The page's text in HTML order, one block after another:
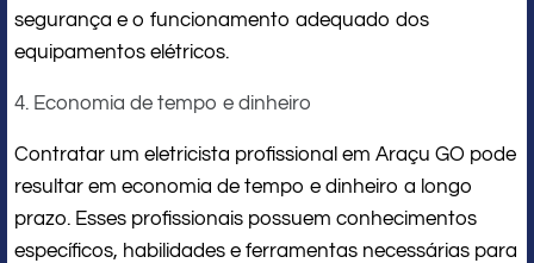
segurança e o funcionamento adequado dos
equipamentos elétricos.
4. Economia de tempo e dinheiro
Contratar um eletricista profissional em Araçu GO pode
resultar em economia de tempo e dinheiro a longo
prazo. Esses profissionais possuem conhecimentos
específicos, habilidades e ferramentas necessárias para